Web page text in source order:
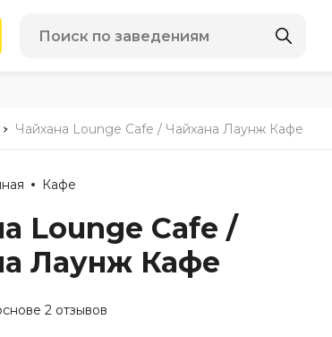
- Чайхана Lounge Cafe / Чайхана Лаунж Кафе
Кафе
Lounge Cafe /
Лаунж Кафе
2 отзывов